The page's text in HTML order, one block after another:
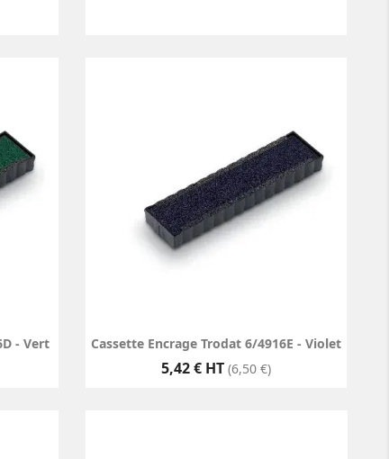
- Vert Cassette Encrage Trodat 6/4916E - Violet
Prix
5,42 € HT (6,50 €)